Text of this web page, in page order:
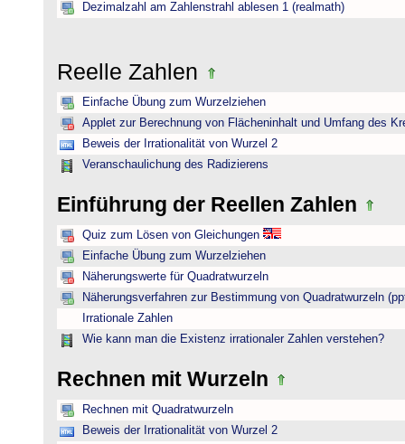
Dezimalzahl am Zahlenstrahl ablesen 1 (realmath)
Reelle Zahlen
Einfache Übung zum Wurzelziehen
Applet zur Berechnung von Flächeninhalt und Umfang des
Beweis der Irrationalität von Wurzel 2
Veranschaulichung des Radizierens
Einführung der Reellen Zahlen
Quiz zum Lösen von Gleichungen
Einfache Übung zum Wurzelziehen
Näherungswerte für Quadratwurzeln
Näherungsverfahren zur Bestimmung von Quadratwurzeln
Irrationale Zahlen
Wie kann man die Existenz irrationaler Zahlen verstehen?
Rechnen mit Wurzeln
Rechnen mit Quadratwurzeln
Beweis der Irrationalität von Wurzel 2